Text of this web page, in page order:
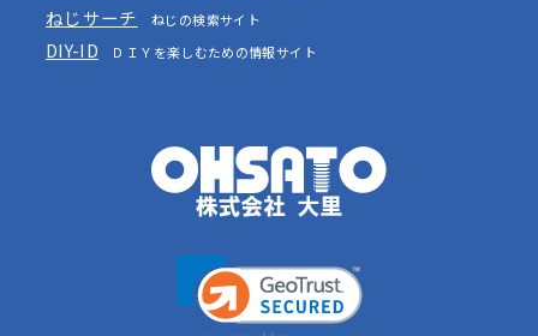
ねじサーチ ねじの検索サイト
DIY-ID ＤＩＹを楽しむための情報サイト